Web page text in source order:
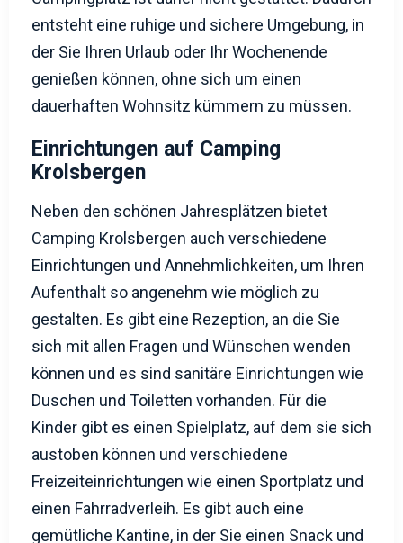
entsteht eine ruhige und sichere Umgebung, in
der Sie Ihren Urlaub oder Ihr Wochenende
genießen können, ohne sich um einen
dauerhaften Wohnsitz kümmern zu müssen.
Einrichtungen auf Camping
Krolsbergen
Neben den schönen Jahresplätzen bietet
Camping Krolsbergen auch verschiedene
Einrichtungen und Annehmlichkeiten, um Ihren
Aufenthalt so angenehm wie möglich zu
gestalten. Es gibt eine Rezeption, an die Sie
sich mit allen Fragen und Wünschen wenden
können und es sind sanitäre Einrichtungen wie
Duschen und Toiletten vorhanden. Für die
Kinder gibt es einen Spielplatz, auf dem sie sich
austoben können und verschiedene
Freizeiteinrichtungen wie einen Sportplatz und
einen Fahrradverleih. Es gibt auch eine
gemütliche Kantine, in der Sie einen Snack und